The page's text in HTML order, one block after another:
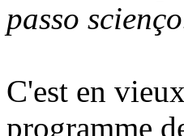
passo
C'est en
programme